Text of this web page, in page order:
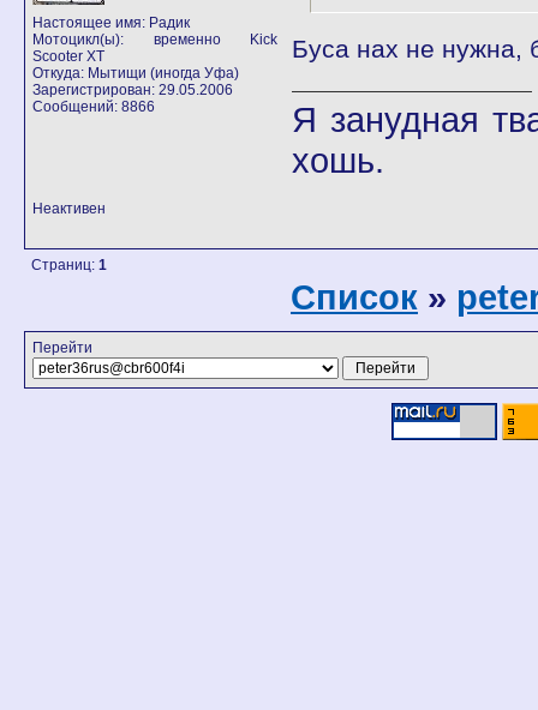
Настоящее имя: Радик
Мотоцикл(ы): временно Kick
Scooter XT
Откуда: Мытищи (иногда Уфа)
Зарегистрирован: 29.05.2006
Сообщений: 8866
Буса нах не нужна,
Я занудная
хошь.
Неактивен
Страниц: 1
Список »
Перейти